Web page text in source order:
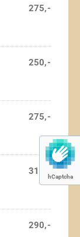
275,-
250,-
275,-
310,-
290,-
hCaptcha